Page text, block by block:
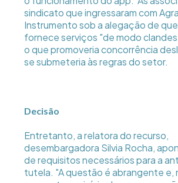
sindicato que ingressaram com
Instrumento sob a alegação de
fornece serviços "de modo
o que promoveria concorrência
se submeteria às regras do setor.
Decisão
Entretanto, a relatora do recurso,
desembargadora Silvia Rocha,
de requisitos necessários para a
tutela. "A questão é abrangente e,